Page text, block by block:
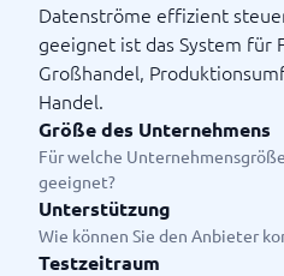
Datenströme effizient
geeignet ist das System für
Großhandel,
Handel.
Größe des Unternehmens
Für welche
geeignet?
Unterstützung
Wie können Sie den Anbieter
Testzeitraum